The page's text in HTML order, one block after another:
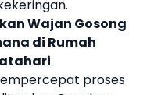
Wajan Gosong
di Rumah
proses